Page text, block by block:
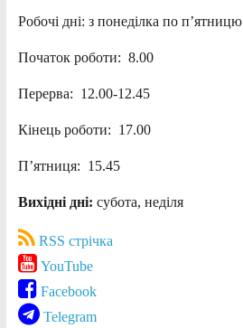
Робочі дні: з понеділка по п’ятницю
Початок роботи: 8.00
Перерва: 12.00-12.45
Кінець роботи: 17.00
П’ятниця: 15.45
Вихідні дні: субота, неділя
RSS стрічка
YouTube
Facebook
Telegram